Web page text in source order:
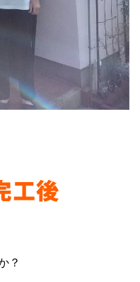
？